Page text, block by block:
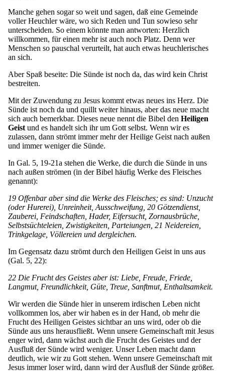
Manche gehen sogar so weit und sagen, daß eine Gemeinde
voller Heuchler wäre, wo sich Reden und Tun sowieso sehr
unterscheiden. So einem könnte man antworten: Herzlich
willkommen, für einen mehr ist auch noch Platz. Denn wer
Menschen so pauschal verurteilt, hat auch etwas heuchlerisches
an sich.
Aber Spaß beseite: Die Sünde ist noch da, das wird kein Christ
bestreiten.
Mit der Zuwendung zu Jesus kommt etwas neues ins Herz. Die
Sünde ist noch da und quillt weiter hinaus, aber das neue macht
sich auch bemerkbar. Dieses neue nennt die Bibel den Heiligen
Geist und es handelt sich ihr um Gott selbst. Wenn wir es
zulassen, dann strömt immer mehr der Heilige Geist nach außen
und immer weniger die Sünde.
In Gal. 5, 19-21a stehen die Werke, die durch die Sünde in uns
nach außen strömen (in der Bibel häufig Werke des Fleisches
genannt):
19 Offenbar aber sind die Werke des Fleisches; es sind: Unzucht
(oder Hurerei), Unreinheit, Ausschweifung, 20 Götzendienst,
Zauberei, Feindschaften, Hader, Eifersucht, Zornausbrüche,
Selbstsüchteleien, Zwistigkeiten, Parteiungen, 21 Neidereien,
Trinkgelage, Völlereien und dergleichen.
Im Gegensatz dazu strömt durch den Heiligen Geist in uns aus
(Gal. 5, 22):
22 Die Frucht des Geistes aber ist: Liebe, Freude, Friede,
Langmut, Freundlichkeit, Güte, Treue, Sanftmut, Enthaltsamkeit.
Wir werden die Sünde hier in unserem irdischen Leben nicht
vollkommen los, aber wir haben es in der Hand, ob mehr die
Frucht des Heiligen Geistes sichtbar an uns wird, oder ob die
Sünde aus uns herausfließt. Wenn unsere Gemeinschaft mit Jesus
enger wird, dann wächst auch die Frucht des Geistes und der
Ausfluß der Sünde wird weniger. Unser Leben macht dann
deutlich, wie wir zu Gott stehen. Wenn unsere Gemeinschaft mit
Jesus immer loser wird, dann wird der Ausfluß der Sünde größer.